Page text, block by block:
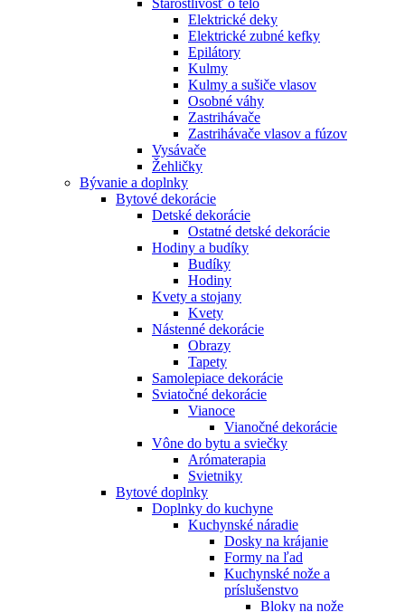
Starostlivosť o telo
Elektrické deky
Elektrické zubné kefky
Epilátory
Kulmy
Kulmy a sušiče vlasov
Osobné váhy
Zastrihávače
Zastrihávače vlasov a fúzov
Vysávače
Žehličky
Bývanie a doplnky
Bytové dekorácie
Detské dekorácie
Ostatné detské dekorácie
Hodiny a budíky
Budíky
Hodiny
Kvety a stojany
Kvety
Nástenné dekorácie
Obrazy
Tapety
Samolepiace dekorácie
Sviatočné dekorácie
Vianoce
Vianočné dekorácie
Vône do bytu a sviečky
Arómaterapia
Svietniky
Bytové doplnky
Doplnky do kuchyne
Kuchynské náradie
Dosky na krájanie
Formy na ľad
Kuchynské nože a
príslušenstvo
Bloky na nože